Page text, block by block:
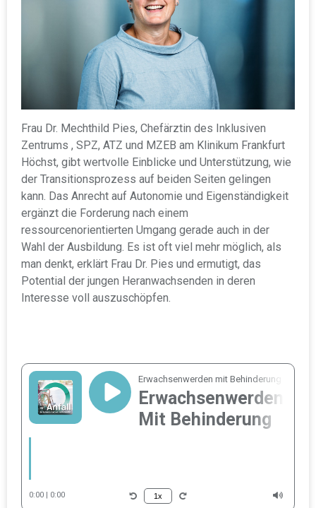
Frau Dr. Mechthild Pies, Chefärztin des Inklusiven
Zentrums , SPZ, ATZ und MZEB am Klinikum Frankfurt
Höchst, gibt wertvolle Einblicke und Unterstützung, wie
der Transitionsprozess auf beiden Seiten gelingen
kann. Das Anrecht auf Autonomie und Eigenständigkeit
ergänzt die Forderung nach einem
ressourcenorientierten Umgang gerade auch in der
Wahl der Ausbildung. Es ist oft viel mehr möglich, als
man denkt, erklärt Frau Dr. Pies und ermutigt, das
Potential der jungen Heranwachsenden in deren
Interesse voll auszuschöpfen.
P
y
Erwachsenwerden mit Behinderung
Erwachsenwerden
Mit Behinderung
S
0:00
0:00
1x